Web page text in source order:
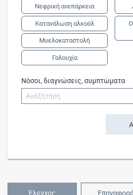
Νεφρική ανεπάρκεια
Κατανάλωση αλκοόλ
Μυελοκαταστολή
Γαλουχία
Νόσοι, διαγνώσεις, συμπτώματα
Έλεγχος